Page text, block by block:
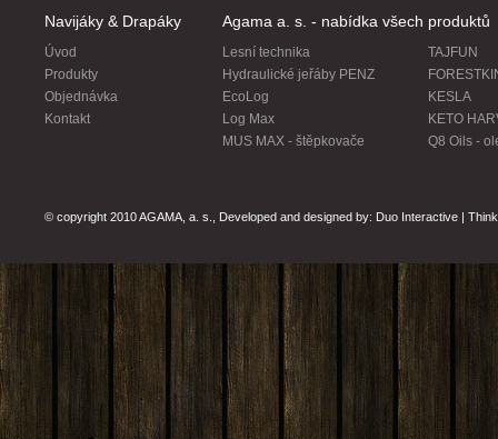
Navijáky & Drapáky
Úvod
Produkty
Objednávka
Kontakt
Agama a. s. - nabídka všech produktů
Lesní technika
Hydraulické jeřáby PENZ
EcoLog
Log Max
MUS MAX - štěpkovače
TAJFUN
KESLA
KETO
Q8 Oils -
© copyright 2010 AGAMA, a. s., Developed and designed by: Duo Interactive |